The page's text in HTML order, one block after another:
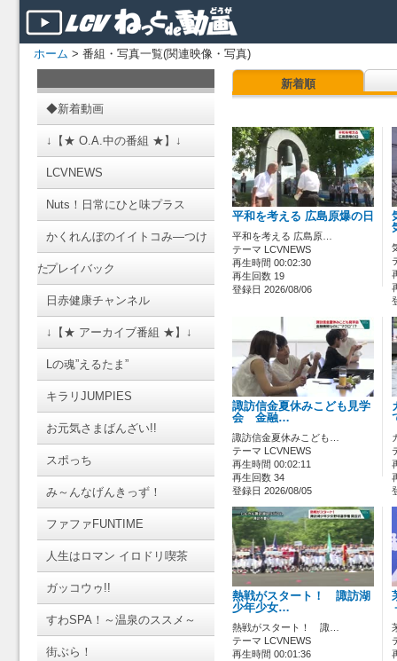
ホーム > 番組・写真一覧(関連映像・写真)
◆新着動画
↓【★ O.A.中の番組 ★】↓
LCVNEWS
Nuts！日常にひと味プラス
かくれんぼのイイトコみ―つけ
たプレイバック
日赤健康チャンネル
↓【★ アーカイブ番組 ★】↓
Lの魂”えるたま”
キラリJUMPIES
お元気さまばんざい!!
スポっち
み～んなげんきっず！
ファファFUNTIME
人生はロマン イロドリ喫茶
ガッコウゥ!!
すわSPA！～温泉のススメ～
街ぶら！
新着順
平和を考える 広島原爆の日
平和を考える 広島原…
テーマ LCVNEWS
再生時間 00:02:30
再生回数 19
登録日 2026/08/06
諏訪信金夏休みこども見学
会 金融…
諏訪信金夏休みこども…
テーマ LCVNEWS
再生時間 00:02:11
再生回数 34
登録日 2026/08/05
熱戦がスタート！ 諏訪湖
少年少女…
熱戦がスタート！ 諏…
テーマ LCVNEWS
再生時間 00:01:36